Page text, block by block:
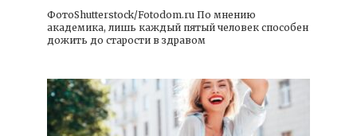
ФотоShutterstock/Fotodom.ru По мнению
академика, лишь каждый пятый человек способен
дожить до старости в здравом